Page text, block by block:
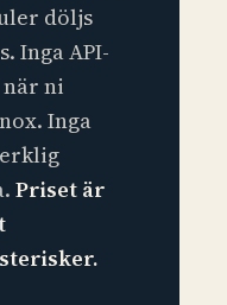
döljs
Inga API-
ni
Inga
Priset är